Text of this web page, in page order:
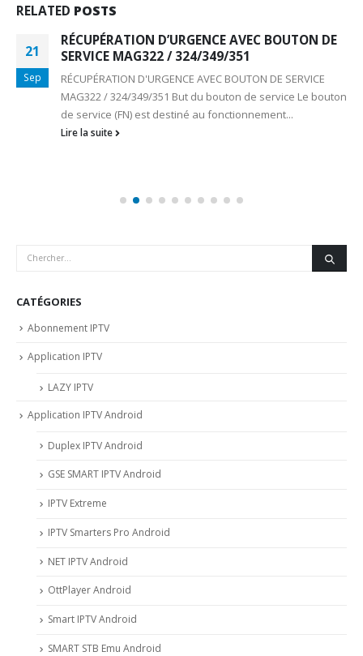
RELATED POSTS
21
Sep
RÉCUPÉRATION D’URGENCE AVEC BOUTON DE
SERVICE MAG322 / 324/349/351
RÉCUPÉRATION D'URGENCE AVEC BOUTON DE SERVICE
MAG322 / 324/349/351 But du bouton de service Le bouton
de service (FN) est destiné au fonctionnement...
Lire la suite
CATÉGORIES
Abonnement IPTV
Application IPTV
LAZY IPTV
Application IPTV Android
Duplex IPTV Android
GSE SMART IPTV Android
IPTV Extreme
IPTV Smarters Pro Android
NET IPTV Android
OttPlayer Android
Smart IPTV Android
SMART STB Emu Android